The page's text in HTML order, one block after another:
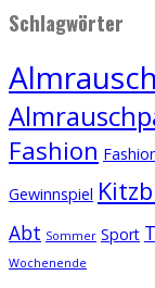
Schlagwörter
Fashion
Gewinnspiel
Abt Sommer Sport
Wochenende